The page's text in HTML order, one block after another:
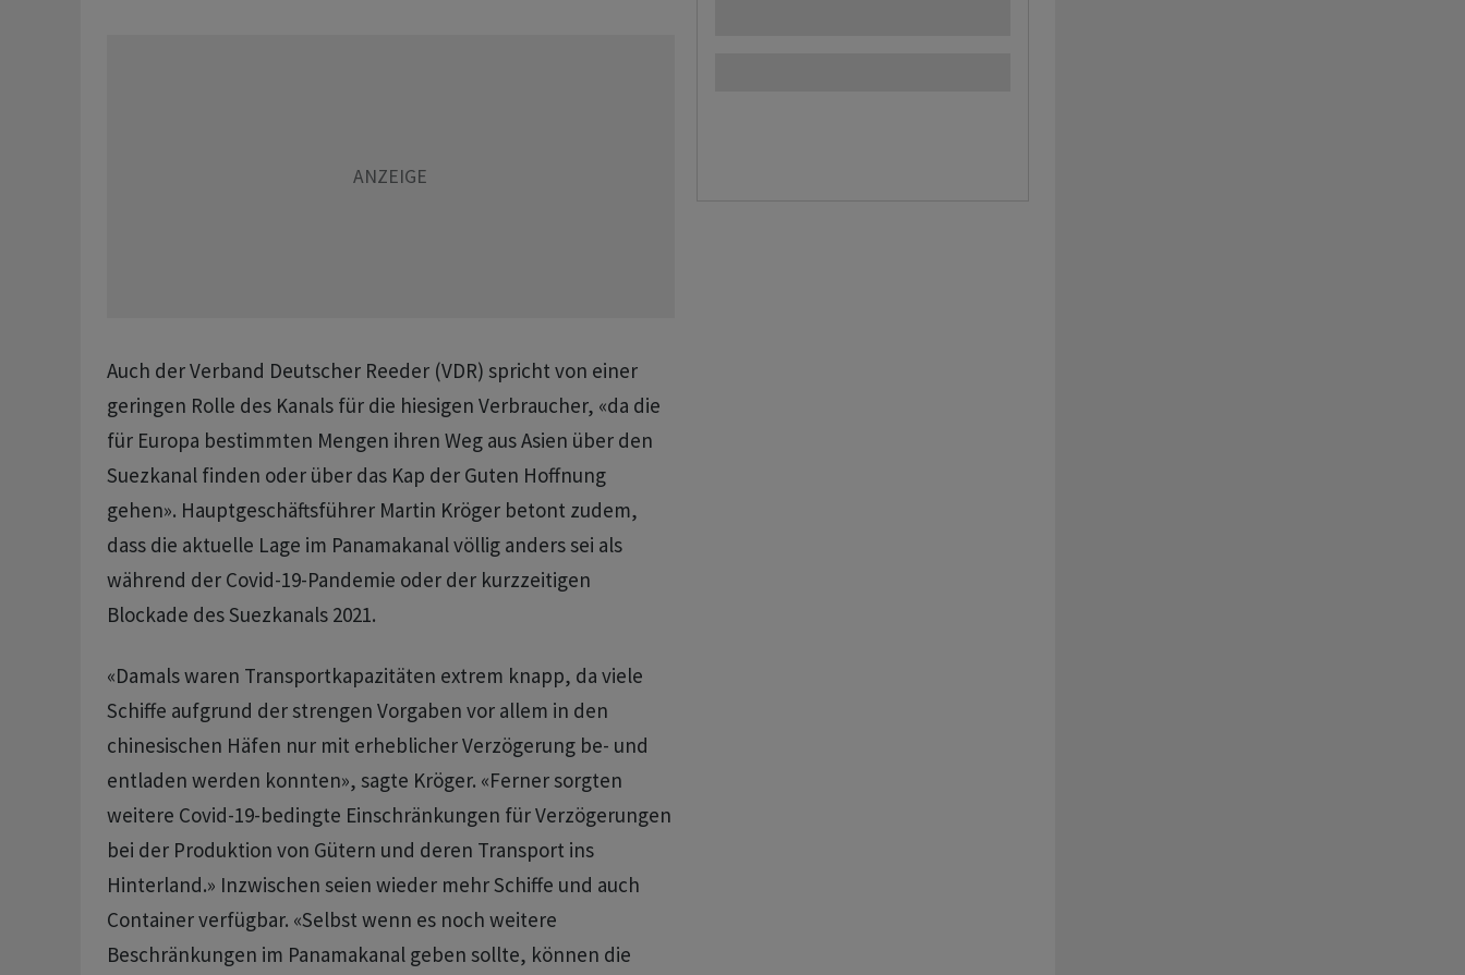
Auch der Verband Deutscher Reeder (VDR) spricht von einer
geringen Rolle des Kanals für die hiesigen Verbraucher, «da die
für Europa bestimmten Mengen ihren Weg aus Asien über den
Suezkanal finden oder über das Kap der Guten Hoffnung
gehen». Hauptgeschäftsführer Martin Kröger betont zudem,
dass die aktuelle Lage im Panamakanal völlig anders sei als
während der Covid-19-Pandemie oder der kurzzeitigen
Blockade des Suezkanals 2021.
«Damals waren Transportkapazitäten extrem knapp, da viele
Schiffe aufgrund der strengen Vorgaben vor allem in den
chinesischen Häfen nur mit erheblicher Verzögerung be- und
entladen werden konnten», sagte Kröger. «Ferner sorgten
weitere Covid-19-bedingte Einschränkungen für Verzögerungen
bei der Produktion von Gütern und deren Transport ins
Hinterland.» Inzwischen seien wieder mehr Schiffe und auch
Container verfügbar. «Selbst wenn es noch weitere
Beschränkungen im Panamakanal geben sollte, können die